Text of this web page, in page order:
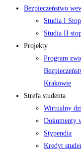
Bezpieczeństwo
Studia I
Studia II
Projekty
Program
Krakowie
Strefa studenta
Wirtualny
Dokumenty
Stypendia
Kredyt